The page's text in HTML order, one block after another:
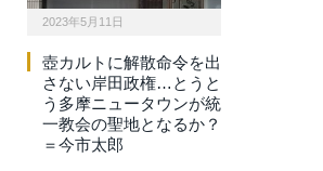
2023年5月11日
壺カルトに解散命令を出
さない岸田政権…とうと
う多摩ニュータウンが統
一教会の聖地となるか？
＝今市太郎